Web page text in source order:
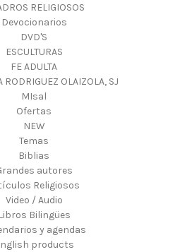
RELIGIOSOS
Devocionarios
DVD'S
ESCULTURAS
FE ADULTA
RODRIGUEZ OLAIZOLA, SJ
MIsal
Ofertas
NEW
Temas
Biblias
autores
Religiosos
Video / Audio
Libros Bilingües
y agendas
products